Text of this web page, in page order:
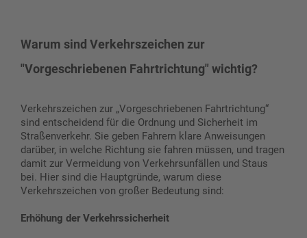
Warum sind Verkehrszeichen zur
"Vorgeschriebenen Fahrtrichtung" wichtig?
Verkehrszeichen zur „Vorgeschriebenen Fahrtrichtung“
sind entscheidend für die Ordnung und Sicherheit im
Straßenverkehr. Sie geben Fahrern klare Anweisungen
darüber, in welche Richtung sie fahren müssen, und tragen
damit zur Vermeidung von Verkehrsunfällen und Staus
bei. Hier sind die Hauptgründe, warum diese
Verkehrszeichen von großer Bedeutung sind:
Erhöhung der Verkehrssicherheit